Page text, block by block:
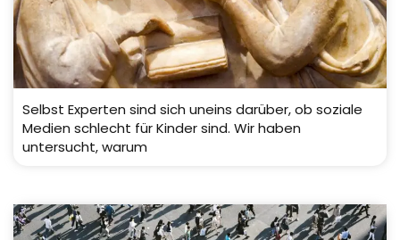
Selbst Experten sind sich uneins darüber, ob soziale
Medien schlecht für Kinder sind. Wir haben
untersucht, warum